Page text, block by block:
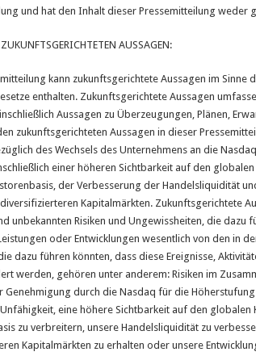
und hat den Inhalt dieser Pressemitteilung weder
AUSSAGEN:
kann zukunftsgerichtete Aussagen im Sinne
enthalten. Zukunftsgerichtete Aussagen
Aussagen zu Überzeugungen, Plänen,
zukunftsgerichteten Aussagen in dieser
des Wechsels des Unternehmens an die
einer höheren Sichtbarkeit auf den
der Verbesserung der Handelsliquidität
Kapitalmärkten. Zukunftsgerichtete
unbekannten Risiken und Ungewissheiten, die dazu
oder Entwicklungen wesentlich von den in
dazu führen könnten, dass diese Ereignisse,
werden, gehören unter anderem: Risiken im
Genehmigung durch die Nasdaq für die
eine höhere Sichtbarkeit auf den globalen
zu verbreitern, unsere Handelsliquidität zu
Kapitalmärkten zu erhalten oder unsere